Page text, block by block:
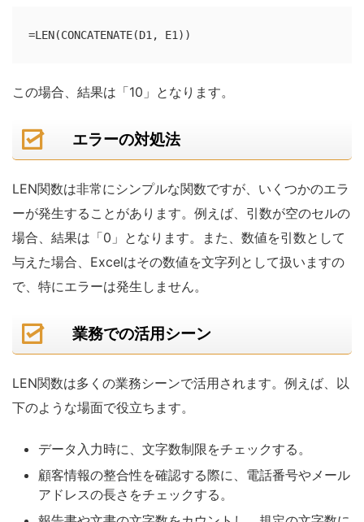
=LEN(CONCATENATE(D1, E1))
この場合、結果は「10」となります。
エラーの対処法
LEN関数は非常にシンプルな関数ですが、いくつかのエラ
ーが発生することがあります。例えば、引数が空のセルの
場合、結果は「0」となります。また、数値を引数として
与えた場合、Excelはその数値を文字列として扱いますの
で、特にエラーは発生しません。
業務での活用シーン
LEN関数は多くの業務シーンで活用されます。例えば、以
下のような場面で役立ちます。
データ入力時に、文字数制限をチェックする。
顧客情報の整合性を確認する際に、電話番号やメール
アドレスの長さをチェックする。